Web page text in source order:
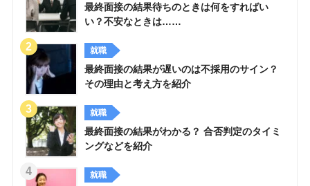
最終面接の結果待ちのときは何をすればい
い？不安なときは……
就職
最終面接の結果が遅いのは不採用のサイン？
その理由と考え方を紹介
就職
最終面接の結果がわかる？ 合否判定のタイミ
ングなどを紹介
就職